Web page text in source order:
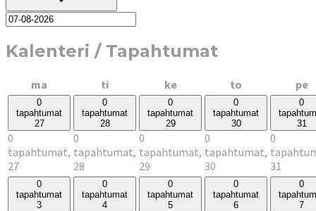
Kalenteri / Tapahtumat
ma maanantaititiistai kekeskiviikkoto pe
0
tapahtumat
27
0
tapahtumat,
27
0
tapahtumat
28
0
tapahtumat,
28
0
tapahtumat
29
0
tapahtumat,
29
0
tapahtumat
30
0
tapahtumat,
30
0
31
0
31
0
tapahtumat
3
0
tapahtumat
4
0
tapahtumat
5
0
tapahtumat
6
0
7